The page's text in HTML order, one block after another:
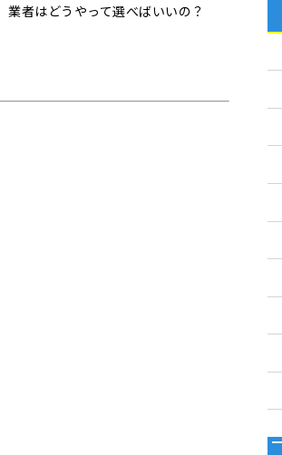
者はどうやって選べばいいの？